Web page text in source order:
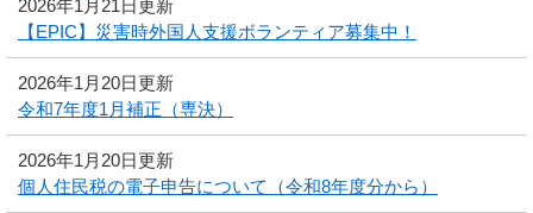
2026年1月21日更新
【EPIC】災害時外国人支援ボランティア募集中！
2026年1月20日更新
令和7年度1月補正（専決）
2026年1月20日更新
個人住民税の電子申告について（令和8年度分から）